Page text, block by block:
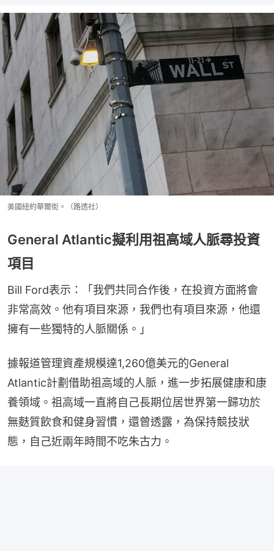
美國紐約華爾街。（路透社）
General Atlantic擬利用祖高域人脈尋投資
項目
Bill Ford表示：「我們共同合作後，在投資方面將會
非常高效。他有項目來源，我們也有項目來源，他還
擁有一些獨特的人脈關係。」
據報道管理資產規模達1,260億美元的General
Atlantic計劃借助祖高域的人脈，進一步拓展健康和康
養領域。祖高域一直將自己長期位居世界第一歸功於
無麩質飲食和健身習慣，還曾透露，為保持競技狀
態，自己近兩年時間不吃朱古力。